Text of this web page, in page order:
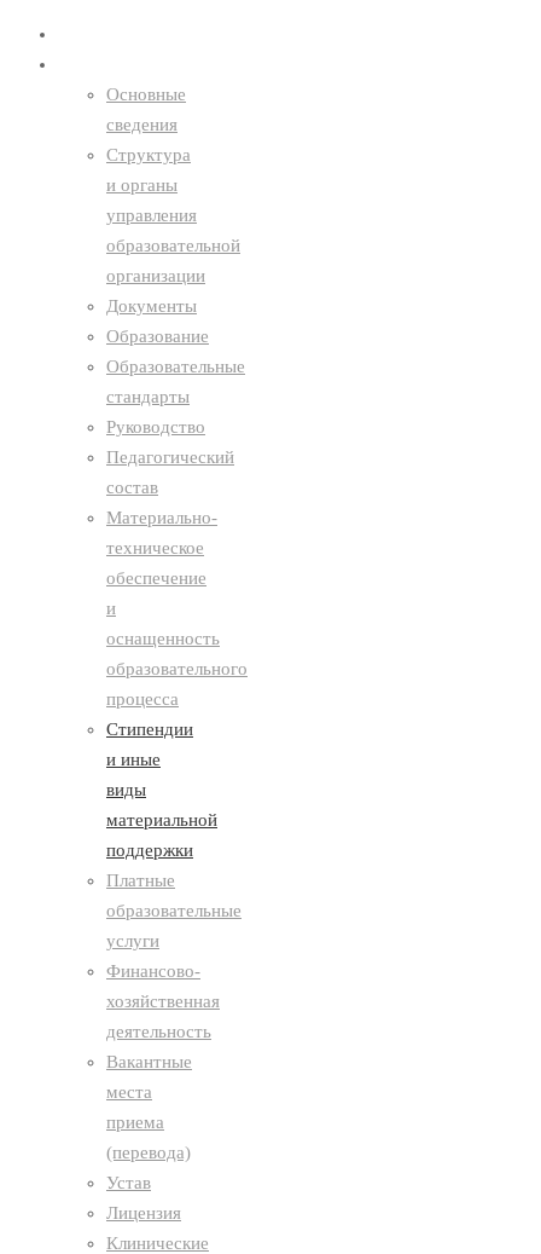
Основные
сведения
Структура
и органы
управления
образовательной
организации
Документы
Образование
Образовательные
стандарты
Руководство
Педагогический
состав
Материально-
техническое
обеспечение
и
оснащенность
образовательного
процесса
Стипендии
и иные
виды
материальной
поддержки
Платные
образовательные
услуги
Финансово-
хозяйственная
деятельность
Вакантные
места
приема
(перевода)
Устав
Лицензия
Клинические